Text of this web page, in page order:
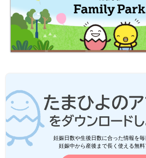
妊娠日数や生後日数に合った情報を
妊娠中から産後まで長く使える無料